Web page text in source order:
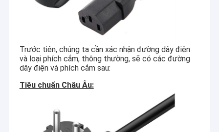
Trước tiên, chúng ta cần xác nhận đường dây điện
và loại phích cắm, thông thường, sẽ có các đường
dây điện và phích cắm sau:
Tiêu chuẩn Châu Âu: